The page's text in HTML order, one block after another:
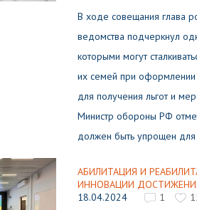
В ходе совещания глава
ведомства подчеркнул
которыми могут
их семей при
для получения льгот и
Министр обороны РФ
должен быть упрощен для
АБИЛИТАЦИЯ И
ИННОВАЦИИ
18.04.2024
1